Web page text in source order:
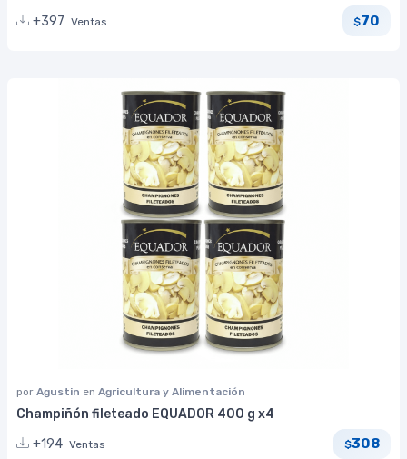
+397 Ventas $70
por Agustin en Agricultura y Alimentación
Champiñón fileteado EQUADOR 400 g x4
+194 Ventas $308